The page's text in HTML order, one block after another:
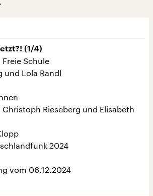
(1/4)
Freie Schule
und Lola Randl
Christoph Rieseberg und Elisabeth
2024
vom 06.12.2024